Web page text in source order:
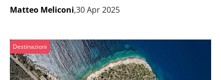
Matteo Meliconi,30 Apr 2025
Destinazioni